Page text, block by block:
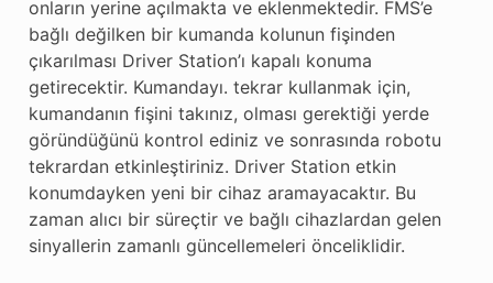
onların yerine açılmakta ve eklenmektedir. FMS’e
bağlı değilken bir kumanda kolunun fişinden
çıkarılması Driver Station’ı kapalı konuma
getirecektir. Kumandayı. tekrar kullanmak için,
kumandanın fişini takınız, olması gerektiği yerde
göründüğünü kontrol ediniz ve sonrasında robotu
tekrardan etkinleştiriniz. Driver Station etkin
konumdayken yeni bir cihaz aramayacaktır. Bu
zaman alıcı bir süreçtir ve bağlı cihazlardan gelen
sinyallerin zamanlı güncellemeleri önceliklidir.